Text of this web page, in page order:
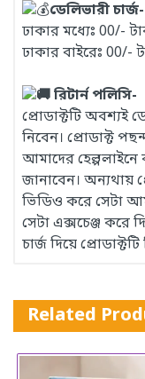
ডেলিভারী চার্জ-
ঢাকার মধ্যেঃ 00/-
ঢাকার বাইরেঃ 00/-
রিটার্ন পলিসি-
প্রোডাক্টটি অবশ্যই
নিবেন। প্রোডাক্ট
আমাদের
জানাবেন। অন্যথায়
ভিডিও করে সেটা
সেটা এক্সচেঞ্জ করে
চার্জ দিয়ে
Related